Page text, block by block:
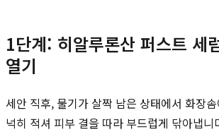
1단계: 히알루론산 퍼스트 세
열기
세안 직후, 물기가 살짝 남은 상태에서 화장
넉히 적셔 피부 결을 따라 부드럽게 닦아냅니